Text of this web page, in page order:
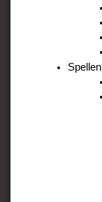
Spellen